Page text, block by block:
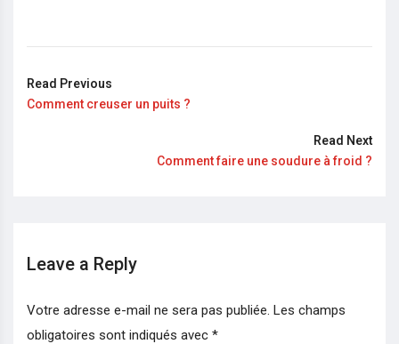
Read Previous
Comment creuser un puits ?
Read Next
Comment faire une soudure à froid ?
Leave a Reply
Votre adresse e-mail ne sera pas publiée. Les champs
obligatoires sont indiqués avec *